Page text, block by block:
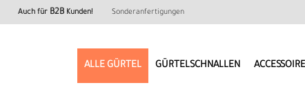
Auch für B2B Kunden! Sonderanfertigungen
ALLE GÜRTEL GÜRTELSCHNALLEN